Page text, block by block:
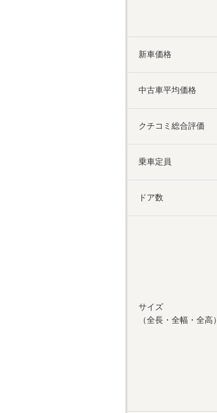
新車価格
中古車平均価格
クチコミ総合評価
乗車定員
ドア数
サイズ
（全長・全幅・全高）